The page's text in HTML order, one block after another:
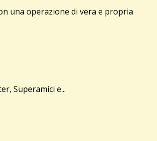
una operazione di vera e propria
Superamici e...